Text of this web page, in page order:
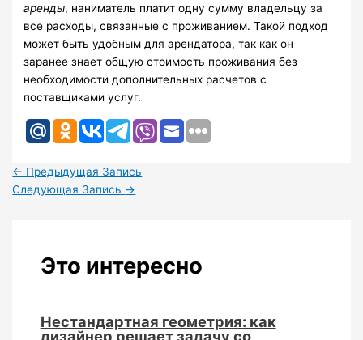
аренды, наниматель платит одну сумму владельцу за
все расходы, связанные с проживанием. Такой подход
может быть удобным для арендатора, так как он
заранее знает общую стоимость проживания без
необходимости дополнительных расчетов с
поставщиками услуг.
← Предыдущая Запись
Следующая Запись →
Это интересно
Нестандартная геометрия: как
дизайнер решает задачу со